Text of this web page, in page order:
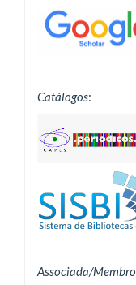
Catálogos:
Associada/Membro